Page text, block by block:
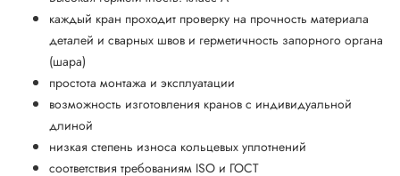
каждый кран проходит проверку на прочность материала
деталей и сварных швов и герметичность запорного органа
(шара)
простота монтажа и эксплуатации
возможность изготовления кранов с индивидуальной
длиной
низкая степень износа кольцевых уплотнений
соответствия требованиям ISO и ГОСТ